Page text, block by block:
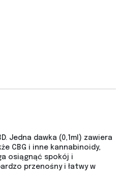
Jedna dawka (0,1ml) zawiera
CBG i inne kannabinoidy,
osiągnąć spokój i
przenośny i łatwy w